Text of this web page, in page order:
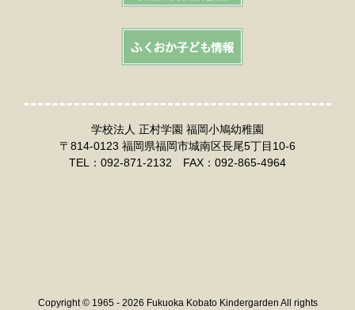
学校法人 正村学園 福岡小鳩幼稚園
〒814-0123 福岡県福岡市城南区長尾5丁目10-6
TEL：092-871-2132 FAX：092-865-4964
Copyright © 1965 - 2026 Fukuoka Kobato Kindergarden All rights